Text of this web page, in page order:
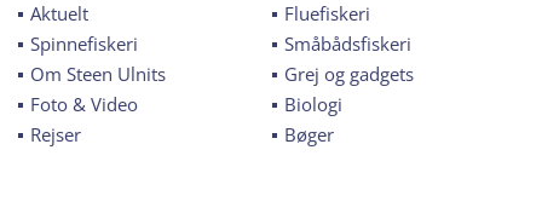
Aktuelt
Fluefiskeri
Spinnefiskeri
Småbådsfiskeri
Om Steen Ulnits
Grej og gadgets
Foto & Video
Biologi
Rejser
Bøger